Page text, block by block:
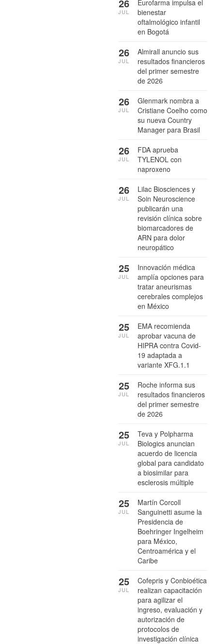
Eurofarma impulsa el
bienestar
oftalmológico infantil
en Bogotá
26
JUL
Almirall anuncio sus
resultados financieros
del primer semestre
de 2026
26
JUL
Glenmark nombra a
Cristiane Coelho como
su nueva Country
Manager para Brasil
26
JUL
FDA aprueba
TYLENOL con
naproxeno
26
JUL
Lilac Biosciences y
Soin Neuroscience
publicarán una
revisión clínica sobre
biomarcadores de
ARN para dolor
neuropático
26
JUL
Innovación médica
amplía opciones para
tratar aneurismas
cerebrales complejos
en México
25
JUL
EMA recomienda
aprobar vacuna de
HIPRA contra Covid-
19 adaptada a
variante XFG.1.1
25
JUL
Roche informa sus
resultados financieros
del primer semestre
de 2026
25
JUL
Teva y Polpharma
Biologics anuncian
acuerdo de licencia
global para candidato
a biosimilar para
esclerosis múltiple
25
JUL
Martín Corcoll
Sanguinetti asume la
Presidencia de
Boehringer Ingelheim
para México,
Centroamérica y el
Caribe
25
JUL
Cofepris y Conbioética
realizan capacitación
para agilizar el
ingreso, evaluación y
autorización de
protocolos de
investigación clínica
25
JUL